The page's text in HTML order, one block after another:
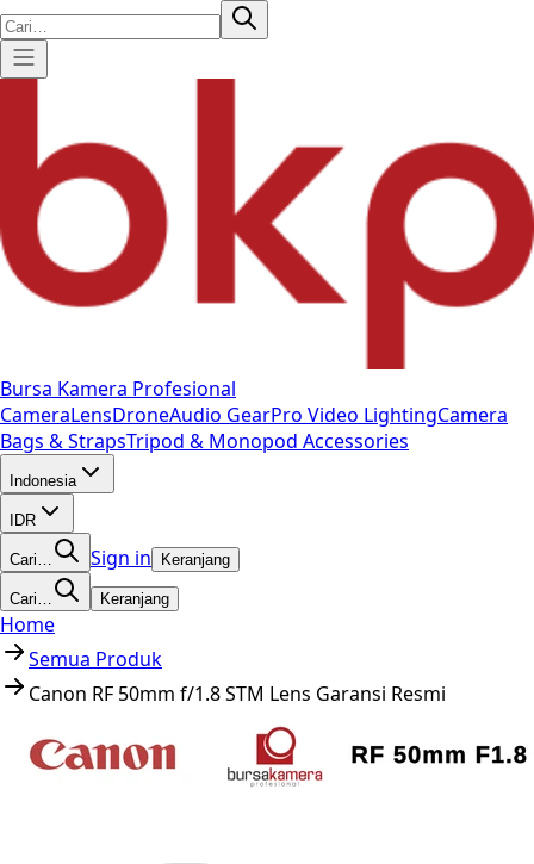
Bursa Kamera Profesional
CameraLensDroneAudio GearPro Video LightingCamera
Bags & StrapsTripod & Monopod Accessories
Indonesia
IDR
Cari… Sign in Keranjang
Cari… Keranjang
Home
Semua Produk
Canon RF 50mm f/1.8 STM Lens Garansi Resmi